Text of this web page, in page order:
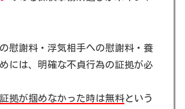
慰謝料・浮気相手への慰謝料・養
には、明確な不貞行為の証拠が必
証拠が掴めなかった時は無料という